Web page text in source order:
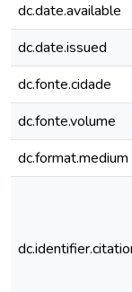
dc.date.available
dc.date.issued
dc.fonte.cidade
dc.fonte.volume
dc.format.medium